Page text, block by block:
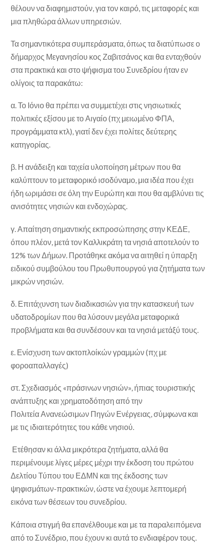
θέλουν να διαφημιστούν, για τον καιρό, τις μεταφορές και
μια πληθώρα άλλων υπηρεσιών.
Τα σημαντικότερα συμπεράσματα, όπως τα διατύπωσε ο
δήμαρχος Μεγανησίου κος Ζαβιτσάνος και θα ενταχθούν
στα πρακτικά και στο ψήφισμα του Συνεδρίου ήταν εν
ολίγοις τα παρακάτω:
α. Το Ιόνιο θα πρέπει να συμμετέχει στις νησιωτικές
πολιτικές εξίσου με το Αιγαίο (πχ μειωμένο ΦΠΑ,
προγράμματα κτλ), γιατί δεν έχει πολίτες δεύτερης
κατηγορίας.
β. Η ανάδειξη και ταχεία υλοποίηση μέτρων που θα
καλύπτουν το μεταφορικό ισοδύναμο, μια ιδέα που έχει
ήδη ωριμάσει σε όλη την Ευρώπη και που θα αμβλύνει τις
ανισότητες νησιών και ενδοχώρας.
γ. Απαίτηση σημαντικής εκπροσώπησης στην ΚΕΔΕ,
όπου πλέον, μετά τον Καλλικράτη τα νησιά αποτελούν το
12% των Δήμων. Προτάθηκε ακόμα να αιτηθεί η ύπαρξη
ειδικού συμβούλου του Πρωθυπουργού για ζητήματα των
μικρών νησιών.
δ. Επιτάχυνση των διαδικασιών για την κατασκευή των
υδατοδρομίων που θα λύσουν μεγάλα μεταφορικά
προβλήματα και θα συνδέσουν και τα νησιά μετάξύ τους.
ε. Ενίσχυση των ακτοπλοίκών γραμμών (πχ με
φοροαπαλλαγές)
στ. Σχεδιασμός «πράσινων νησιών», ήπιας τουριστικής
ανάπτυξης και χρηματοδότηση από την
Πολιτεία Ανανεώσιμων Πηγών Ενέργειας, σύμφωνα και
με τις ιδιαιτερότητες του κάθε νησιού.
Ετέθησαν κι άλλα μικρότερα ζητήματα, αλλά θα
περιμένουμε λίγες μέρες μέχρι την έκδοση του πρώτου
Δελτίου Τύπου του ΕΔΜΝ και της έκδοσης των
ψηφισμάτων-πρακτικών, ώστε να έχουμε λεπτομερή
εικόνα των θέσεων του συνεδρίου.
Κάποια στιγμή θα επανέλθουμε και με τα παραλειπόμενα
από το Συνέδριο, που έχουν κι αυτά το ενδιαφέρον τους.